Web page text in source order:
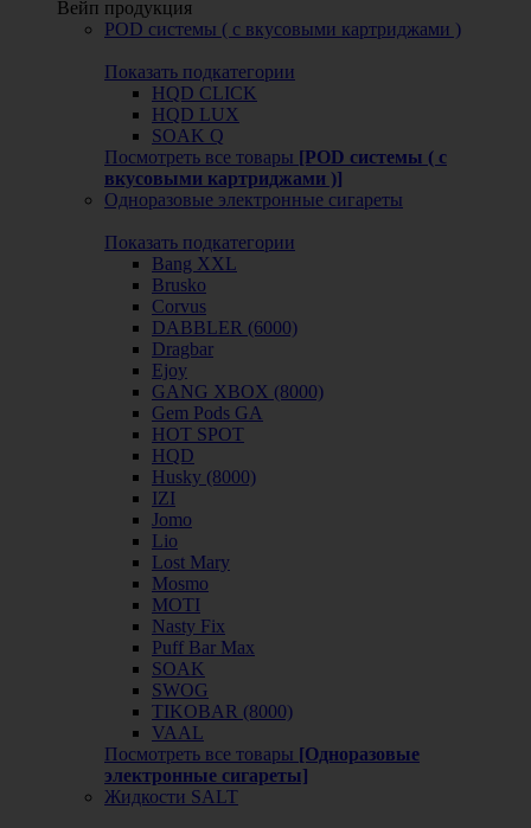
Вейп продукция
POD системы ( с вкусовыми картриджами )
Показать подкатегории
HQD CLICK
HQD LUX
SOAK Q
Посмотреть все товары [POD системы ( с
вкусовыми картриджами )]
Одноразовые электронные сигареты
Показать подкатегории
Bang XXL
Brusko
Corvus
DABBLER (6000)
Dragbar
Ejoy
GANG XBOX (8000)
Gem Pods GA
HOT SPOT
HQD
Husky (8000)
IZI
Jomo
Lio
Lost Mary
Mosmo
MOTI
Nasty Fix
Puff Bar Max
SOAK
SWOG
TIKOBAR (8000)
VAAL
Посмотреть все товары [Одноразовые
электронные сигареты]
Жидкости SALT